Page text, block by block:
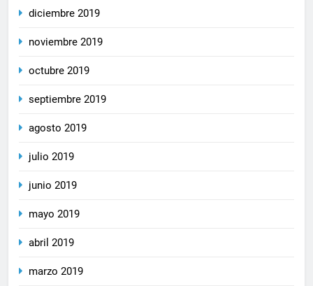
diciembre 2019
noviembre 2019
octubre 2019
septiembre 2019
agosto 2019
julio 2019
junio 2019
mayo 2019
abril 2019
marzo 2019